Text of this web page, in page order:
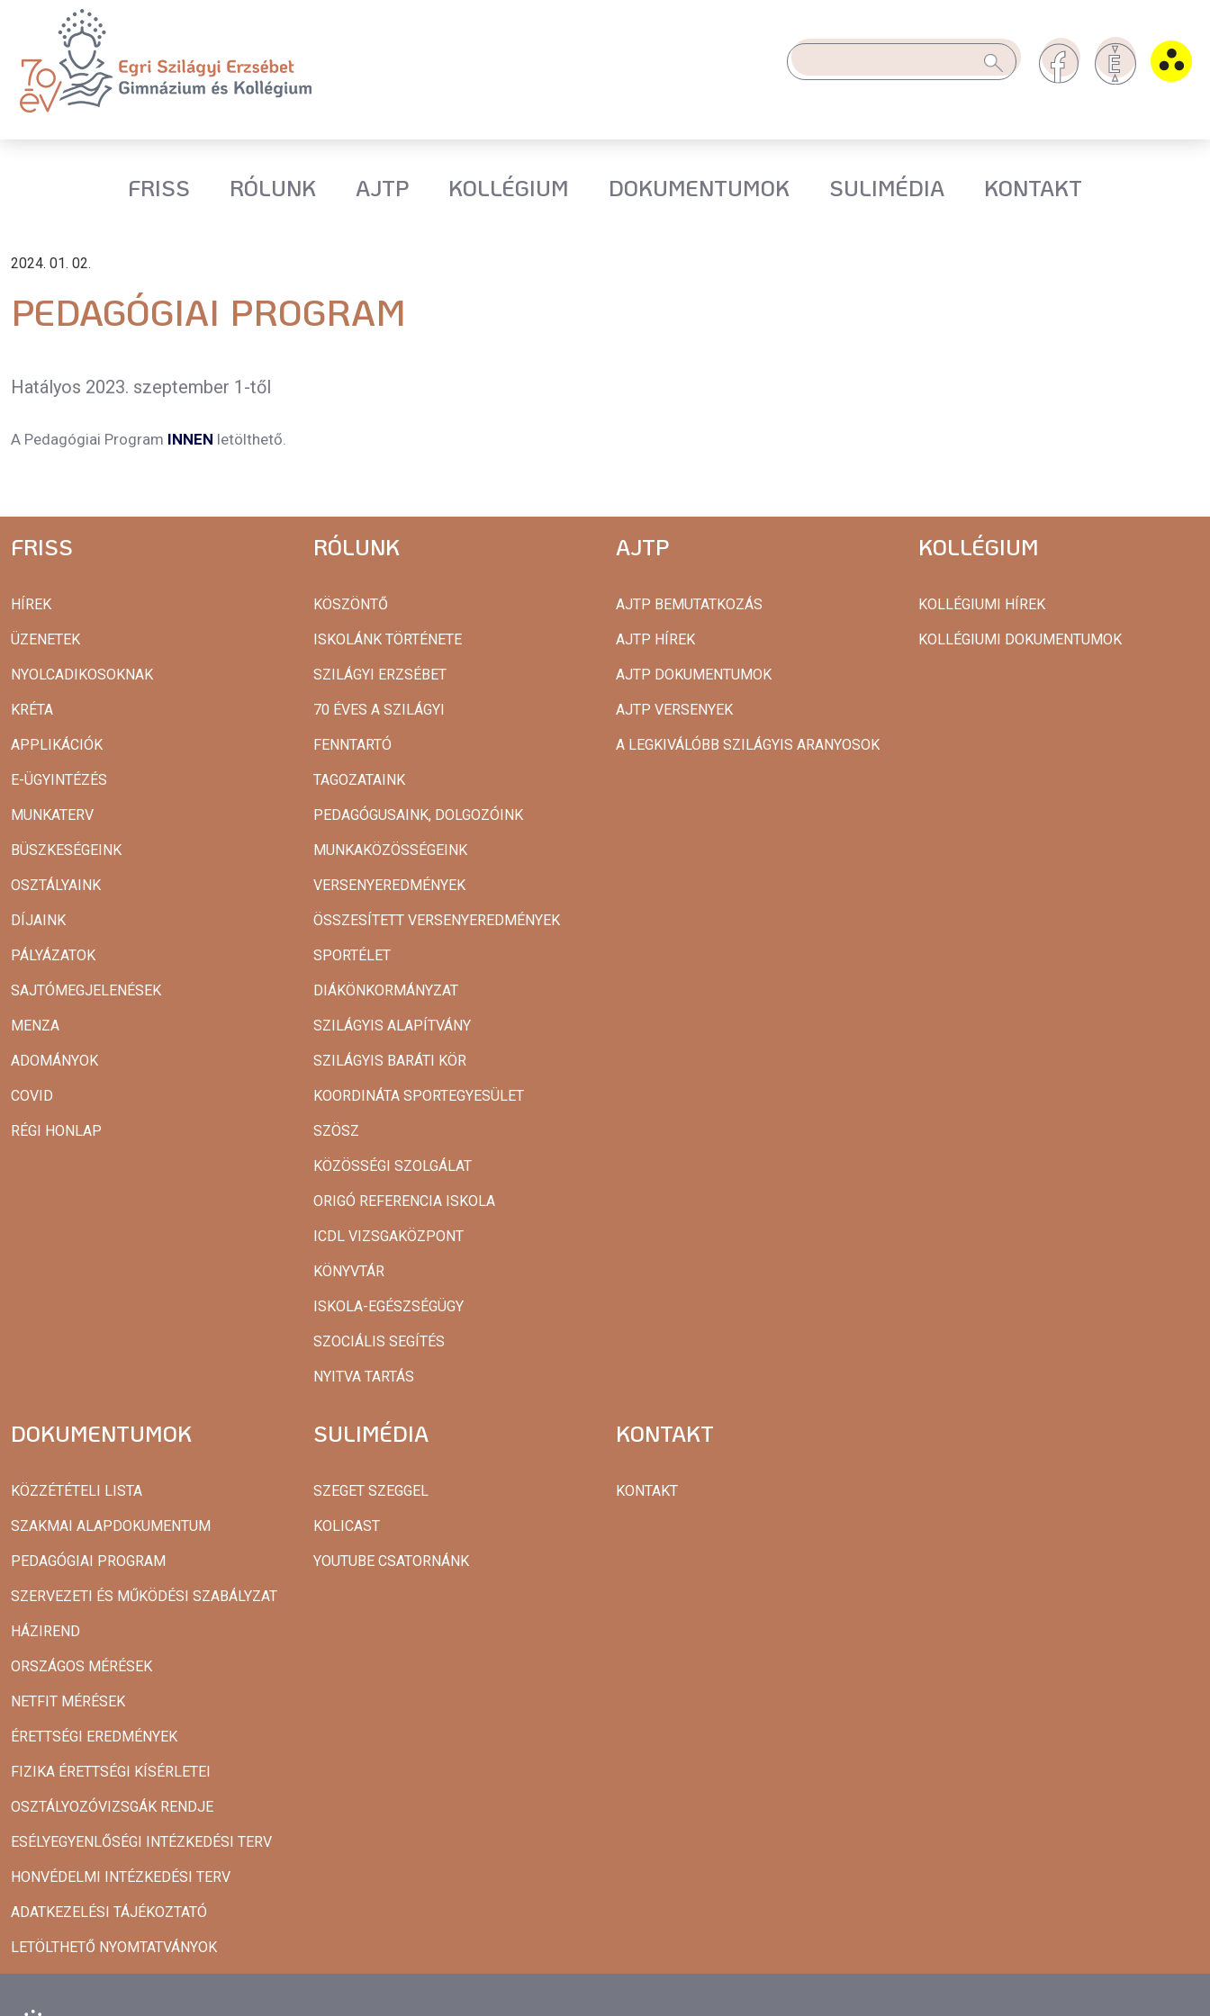
FRISS RÓLUNK AJTP KOLLÉGIUM DOKUMENTUMOK SULIMÉDIA KONTAKT
2024. 01. 02.
PEDAGÓGIAI PROGRAM
Hatályos 2023. szeptember 1-től
A Pedagógiai Program INNEN letölthető.
FRISS
HÍREK
ÜZENETEK
NYOLCADIKOSOKNAK
KRÉTA
APPLIKÁCIÓK
E-ÜGYINTÉZÉS
MUNKATERV
BÜSZKESÉGEINK
OSZTÁLYAINK
DÍJAINK
PÁLYÁZATOK
SAJTÓMEGJELENÉSEK
MENZA
ADOMÁNYOK
COVID
RÉGI HONLAP
RÓLUNK
KÖSZÖNTŐ
ISKOLÁNK TÖRTÉNETE
SZILÁGYI ERZSÉBET
70 ÉVES A SZILÁGYI
FENNTARTÓ
TAGOZATAINK
PEDAGÓGUSAINK, DOLGOZÓINK
MUNKAKÖZÖSSÉGEINK
VERSENYEREDMÉNYEK
ÖSSZESÍTETT VERSENYEREDMÉNYEK
SPORTÉLET
DIÁKÖNKORMÁNYZAT
SZILÁGYIS ALAPÍTVÁNY
SZILÁGYIS BARÁTI KÖR
KOORDINÁTA SPORTEGYESÜLET
SZÖSZ
KÖZÖSSÉGI SZOLGÁLAT
ORIGÓ REFERENCIA ISKOLA
ICDL VIZSGAKÖZPONT
KÖNYVTÁR
ISKOLA-EGÉSZSÉGÜGY
SZOCIÁLIS SEGÍTÉS
NYITVA TARTÁS
AJTP
AJTP BEMUTATKOZÁS
AJTP HÍREK
AJTP DOKUMENTUMOK
AJTP VERSENYEK
A LEGKIVÁLÓBB SZILÁGYIS ARANYOSOK
KOLLÉGIUM
KOLLÉGIUMI HÍREK
KOLLÉGIUMI DOKUMENTUMOK
DOKUMENTUMOK
KÖZZÉTÉTELI LISTA
SZAKMAI ALAPDOKUMENTUM
PEDAGÓGIAI PROGRAM
SZERVEZETI ÉS MŰKÖDÉSI SZABÁLYZAT
HÁZIREND
ORSZÁGOS MÉRÉSEK
NETFIT MÉRÉSEK
ÉRETTSÉGI EREDMÉNYEK
FIZIKA ÉRETTSÉGI KÍSÉRLETEI
OSZTÁLYOZÓVIZSGÁK RENDJE
ESÉLYEGYENLŐSÉGI INTÉZKEDÉSI TERV
HONVÉDELMI INTÉZKEDÉSI TERV
ADATKEZELÉSI TÁJÉKOZTATÓ
LETÖLTHETŐ NYOMTATVÁNYOK
SULIMÉDIA
SZEGET SZEGGEL
KOLICAST
YOUTUBE CSATORNÁNK
KONTAKT
KONTAKT